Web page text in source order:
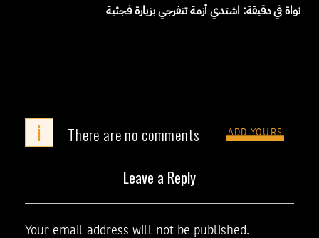
نواة في دقيقة: اشتدي أزمة تنفرجي بزيارة فجئية
i There are no comments ADD YOURS
Leave a Reply
Your email address will not be published.